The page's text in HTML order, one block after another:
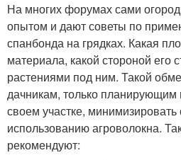
На многих форумах сами
опытом и дают советы по
спанбонда на грядках. Какая
материала, какой стороной его
растениями под ним. Такой
дачникам, только планирующим
своем участке,
использованию агроволокна.
рекомендуют: